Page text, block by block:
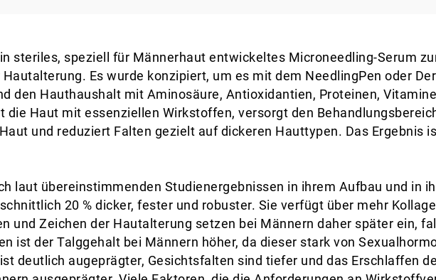
steriles, speziell für Männerhaut entwickeltes Microneedling-Serum
Es wurde konzipiert, um es mit dem NeedlingPen oder
den Hauthaushalt mit Aminosäure, Antioxidantien, Proteinen,
die Haut mit essenziellen Wirkstoffen, versorgt den
und reduziert Falten gezielt auf dickeren Hauttypen. Das Ergebnis
laut übereinstimmenden Studienergebnissen in ihrem Aufbau und in
20 % dicker, fester und robuster. Sie verfügt über mehr
und Zeichen der Hautalterung setzen bei Männern daher später ein,
ist der Talggehalt bei Männern höher, da dieser stark von
deutlich augeprägter, Gesichtsfalten sind tiefer und das Erschlaffen